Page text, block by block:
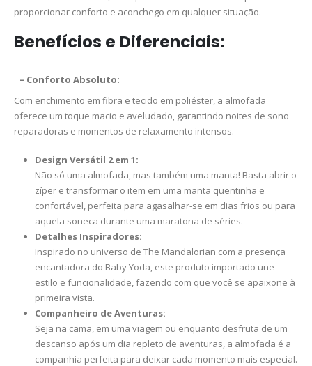
proporcionar conforto e aconchego em qualquer situação.
Benefícios e Diferenciais:
– Conforto Absoluto:
Com enchimento em fibra e tecido em poliéster, a almofada
oferece um toque macio e aveludado, garantindo noites de sono
reparadoras e momentos de relaxamento intensos.
Design Versátil 2 em 1:
Não só uma almofada, mas também uma manta! Basta abrir o
zíper e transformar o item em uma manta quentinha e
confortável, perfeita para agasalhar-se em dias frios ou para
aquela soneca durante uma maratona de séries.
Detalhes Inspiradores:
Inspirado no universo de The Mandalorian com a presença
encantadora do Baby Yoda, este produto importado une
estilo e funcionalidade, fazendo com que você se apaixone à
primeira vista.
Companheiro de Aventuras:
Seja na cama, em uma viagem ou enquanto desfruta de um
descanso após um dia repleto de aventuras, a almofada é a
companhia perfeita para deixar cada momento mais especial.